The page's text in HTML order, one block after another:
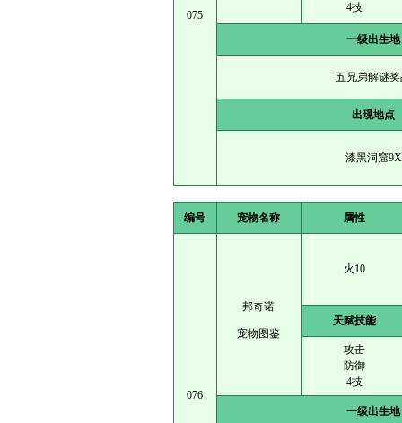
075
4技
一级出生地
五兄弟解谜
出现地点
漆黑洞窟9X
编号 宠物名称 属性
076
邦奇诺
宠物图鉴
火10
天赋技能
攻击
防御
4技
一级出生地